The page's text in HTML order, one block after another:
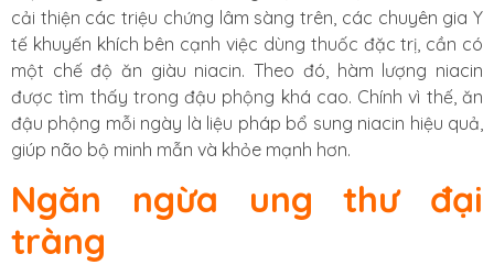
cải thiện các triệu chứng lâm sàng trên, các chuyên gia Y
tế khuyến khích bên cạnh việc dùng thuốc đặc trị, cần có
một chế độ ăn giàu niacin. Theo đó, hàm lượng niacin
được tìm thấy trong đậu phộng khá cao. Chính vì thế, ăn
đậu phộng mỗi ngày là liệu pháp bổ sung niacin hiệu quả,
giúp não bộ minh mẫn và khỏe mạnh hơn.
Ngăn ngừa ung thư đại
tràng